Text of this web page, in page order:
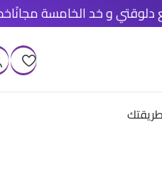
خصم 5% عند الدفع الأونلاين